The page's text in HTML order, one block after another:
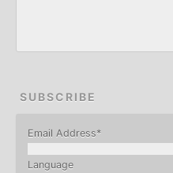
SUBSCRIBE
Email Address*
Language